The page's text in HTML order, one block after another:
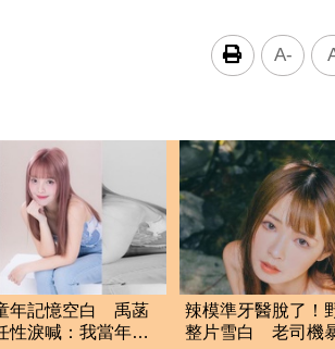
A-
年記憶空白 禹菡
性淚喊：我當年真
辣模準牙醫脫了！
整片雪白 老司機